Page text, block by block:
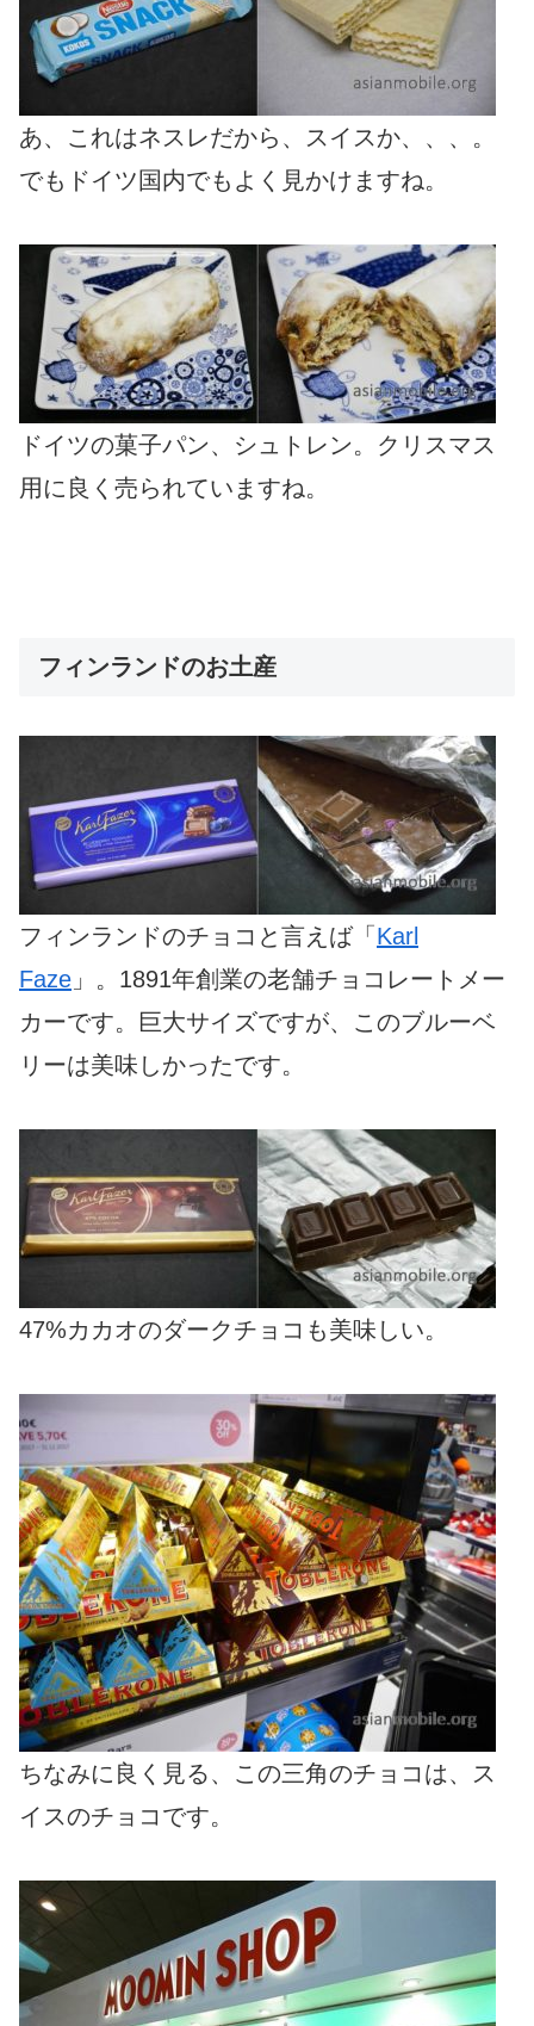
あ、これはネスレだから、スイスか、、、。
でもドイツ国内でもよく見かけますね。
ドイツの菓子パン、シュトレン。クリスマス
用に良く売られていますね。
フィンランドのお土産
フィンランドのチョコと言えば「Karl
Faze 」。1891年創業の老舗チョコレートメー
カーです。巨大サイズですが、このブルーベ
リーは美味しかったです。
47%カカオのダークチョコも美味しい。
ちなみに良く見る、この三角のチョコは、ス
イスのチョコです。